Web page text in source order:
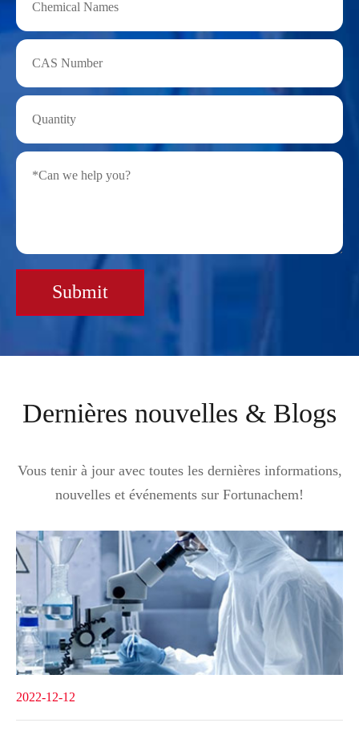
Submit
Dernières nouvelles & Blogs
Vous tenir à jour avec toutes les dernières informations,
nouvelles et événements sur Fortunachem!
2022-12-12